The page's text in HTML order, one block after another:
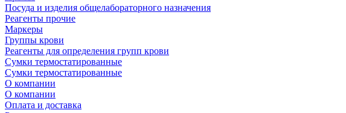
Посуда и изделия общелабораторного назначения
Реагенты прочие
Маркеры
Группы крови
Реагенты для определения групп крови
Сумки термостатированные
Сумки термостатированные
О компании
О компании
Оплата и доставка